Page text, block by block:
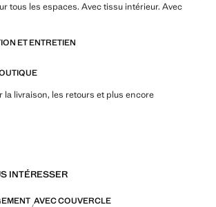
tous les espaces. Avec tissu intérieur. Avec
ET ENTRETIEN
la livraison, les retours et plus encore
INTÉRESSER
AVEC COUVERCLE